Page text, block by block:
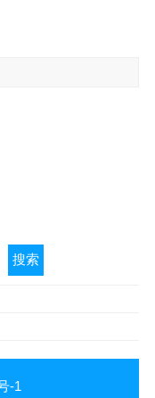
搜索
-1